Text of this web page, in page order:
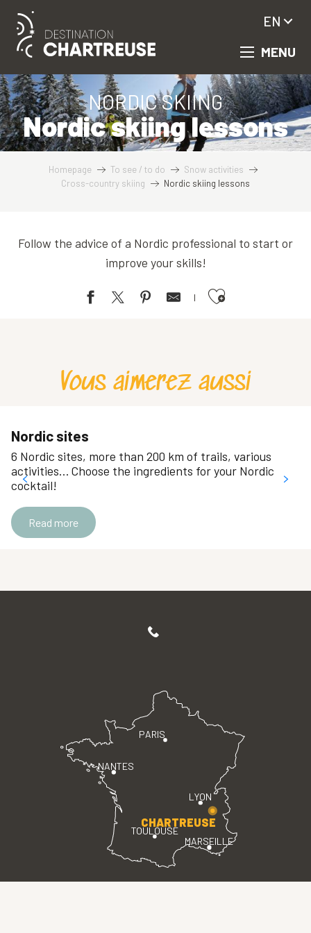
contenu
principal
MENU
EN
NORDIC SKIING
Nordic skiing lessons
Homepage To see / to do
Snow activities
Cross-country skiing
Nordic skiing lessons
Follow the advice of a Nordic professional to start or
improve your skills!
Ajouter aux favoris
Cours de ski nordique
Biathlon à air comprimé -Ecole de Porte
Cours de ski de fond
Vous aimerez aussi
Nordic sites
6 Nordic sites, more than 200 km of trails, various
activities… Choose the ingredients for your Nordic
cocktail!
Read more
PARIS
LYON
TOULOUSE
MARSEILLE
NANTES
CHARTREUSE